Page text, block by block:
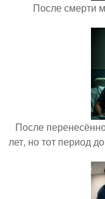
После смерти
После
лет, но тот период